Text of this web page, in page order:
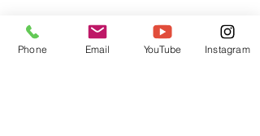
Falls es besondere Umstände gibt,
die dich dazu veranlassen, dein Kind
bei uns anzumelden, bieten wir gerne
Phone Email YouTube Instagram